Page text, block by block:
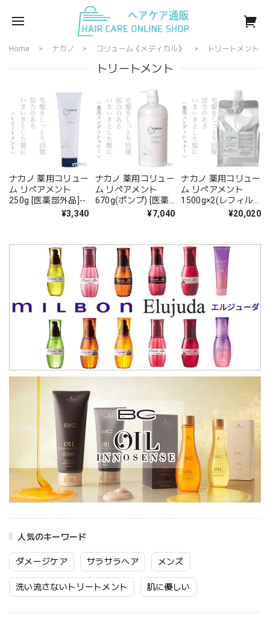
人気のキーワード
ダメージケア サラサラヘア メンズ
洗い流さないトリートメント 肌に優しい
Home ナカノ コリューム《メディカル》 トリートメント
トリートメント
ナカノ 薬用コリュー
ム リペアメント
250g [医薬部外品]--
¥3,340
ナカノ 薬用コリュー
ム リペアメント
670g(ポンプ) [医薬
¥7,040
ナカノ 薬用コリュー
ム リペアメント
1500g×2(レフィル)
[医薬部外品]--¥20,020